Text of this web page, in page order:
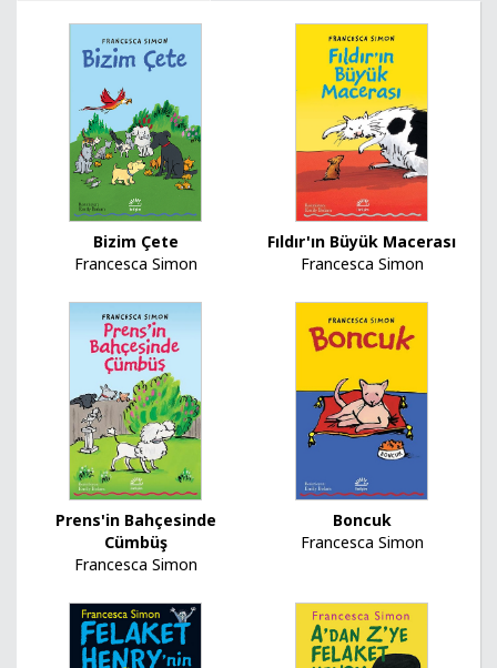
Bizim Çete
Francesca Simon
Fıldır'ın Büyük Macerası
Francesca Simon
Prens'in Bahçesinde
Cümbüş
Francesca Simon
Boncuk
Francesca Simon